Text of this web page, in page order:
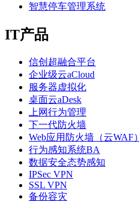
智慧停车管理系统
IT产品
信创超融合平台
企业级云aCloud
服务器虚拟化
桌面云aDesk
上网行为管理
下一代防火墙
Web应用防火墙（云WAF）
行为感知系统BA
数据安全态势感知
IPSec VPN
SSL VPN
备份容灾